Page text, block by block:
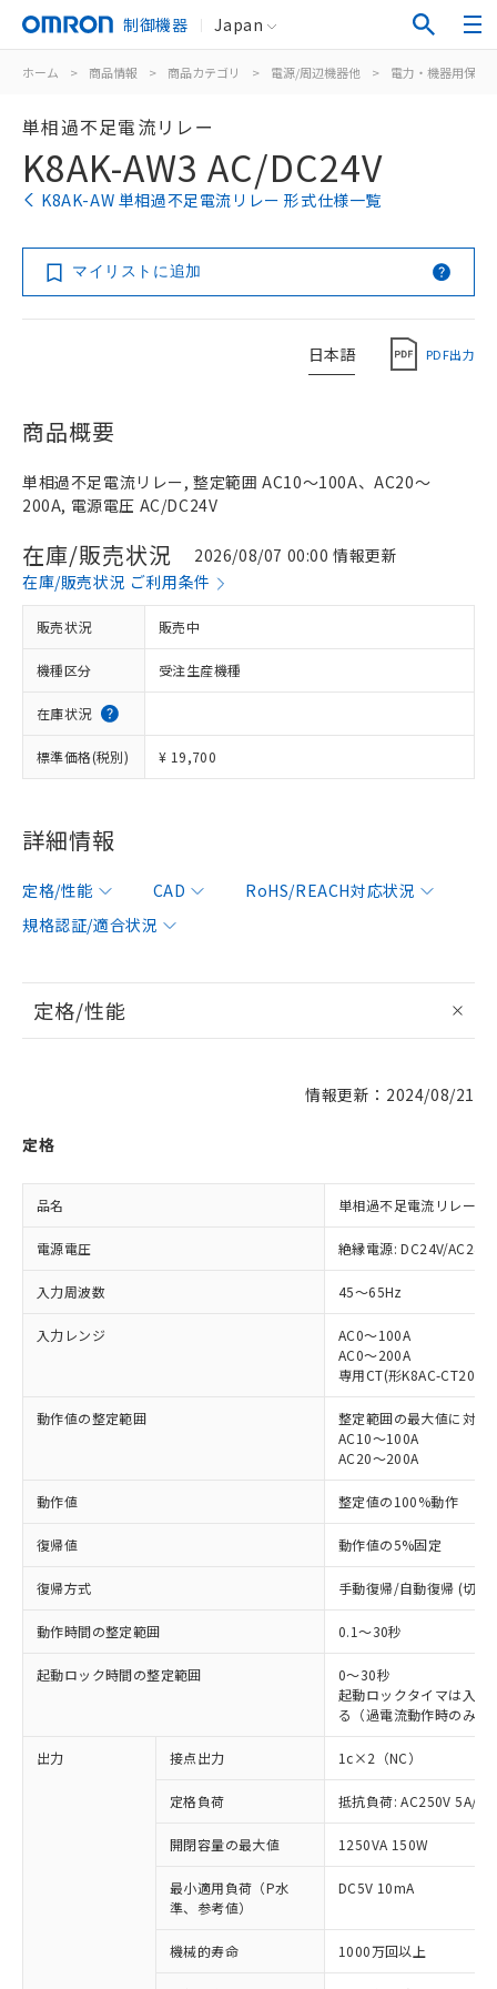
制御機器 Japan
ホーム > 商品情報 > 商品カテゴリ > 電源/周辺機器他 > 電力・機器用保護
単相過不足電流リレー
K8AK-AW3 AC/DC24V
K8AK-AW 単相過不足電流リレー 形式仕様一覧
マイリストに追加
日本語 PDF出力
商品概要
単相過不足電流リレー, 整定範囲 AC10～100A、AC20～
200A, 電源電圧 AC/DC24V
在庫/販売状況
2026/08/07 00:00 情報更新
在庫/販売状況 ご利用条件
販売状況 販売中
機種区分 受注生産機種
在庫状況
標準価格(税別) ¥ 19,700
詳細情報
定格/性能 CAD
RoHS/REACH対応状況
規格認証/適合状況
定格/性能
情報更新：2024/08/21
定格
品名 単相過不足電流リレー
電源電圧 絶縁電源: DC24V/AC24V
入力周波数 45～65Hz
入力レンジ
AC0～100A
AC0～200A
専用CT(形K8AC-
動作値の整定範囲
整定範囲の最大値に対し
AC10～100A
AC20～200A
動作値 整定値の100%動作
復帰値 動作値の5%固定
復帰方式 手動復帰/自動復帰 (切替)
動作時間の整定範囲 0.1～30秒
起動ロック時間の整定範囲
0～30秒
起動ロックタイマは入力
る（過電流動作時のみ有
出力 接点出力 1c×2（NC）
定格負荷 抵抗負荷: AC250V 5A/
開閉容量の最大値 1250VA 150W
最小適用負荷（P水
準、参考値）
DC5V 10mA
機械的寿命 1000万回以上
対応済み：EU RoHS指令（10物質）の
非含有に対応した製品が提供可能な商品で